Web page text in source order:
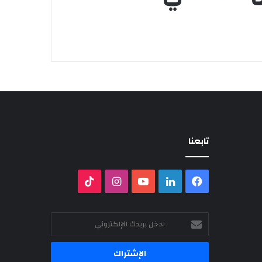
تابعنا
فيسبوك لينكدإن ‫YouTubeانستقرام
ادخل
بريدك
الإلكتروني